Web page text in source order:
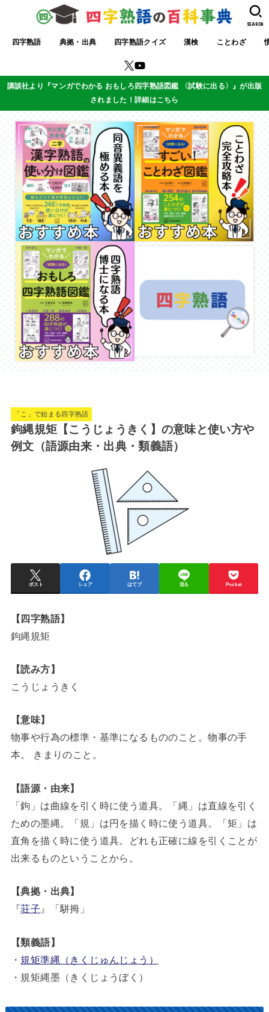
四字熟語 典拠・出典 四字熟語クイズ 漢検 ことわざ
SEARCH
講談社より『マンガでわかる おもしろ四字熟語図鑑 〈試験に出る〉』が出版
されました！詳細はこちら
「こ」で始まる四字熟語
鉤縄規矩【こうじょうきく】の意味と使い方や
例文（語源由来・出典・類義語）
ポスト シェア はてブ 送る Pocket
【四字熟語】
鉤縄規矩
【読み方】
こうじょうきく
【意味】
物事や行為の標準・基準になるもののこと。物事の手
本。 きまりのこと。
【語源・由来】
「鉤」は曲線を引く時に使う道具。「縄」は直線を引く
ための墨縄。「規」は円を描く時に使う道具。「矩」は
直角を描く時に使う道具。どれも正確に線を引くことが
出来るものということから。
【典拠・出典】
『荘子 』「駢拇」
【類義語】
・ 規矩準縄（きくじゅんじょう）
・規矩縄墨（きくじょうぼく）